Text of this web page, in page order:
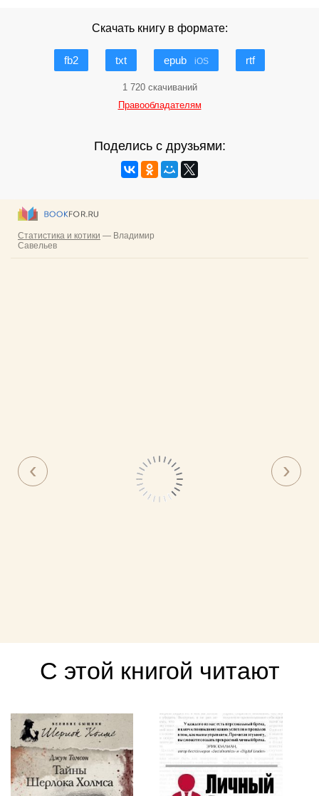
Скачать книгу в формате:
fb2 txt epub iOS rtf
1 720 скачиваний
Правообладателям
Поделись с друзьями:
С этой книгой читают